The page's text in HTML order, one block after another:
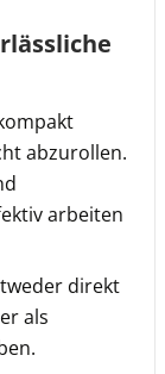
abzurollen.
arbeiten
direkt
als